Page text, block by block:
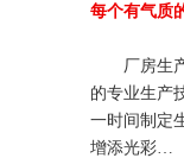
每个有气质
厂房生
的专业生产
一时间制定
增添光彩…